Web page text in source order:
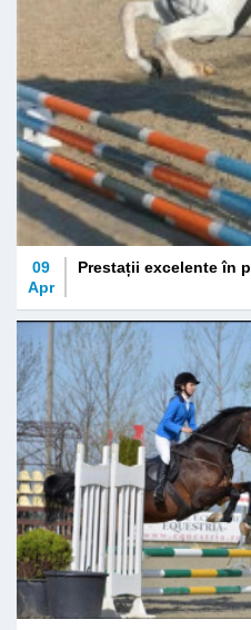
09
Apr
Prestații excelente în